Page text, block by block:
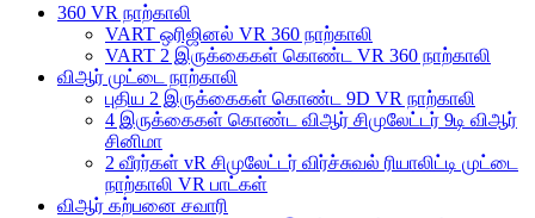
360 VR நாற்காலி
VART ஒரிஜினல் VR 360 நாற்காலி
VART 2 இருக்கைகள் கொண்ட VR 360 நாற்காலி
விஆர் முட்டை நாற்காலி
புதிய 2 இருக்கைகள் கொண்ட 9D VR நாற்காலி
4 இருக்கைகள் கொண்ட விஆர் சிமுலேட்டர் 9டி விஆர்
சினிமா
2 வீரர்கள் vR சிமுலேட்டர் விர்ச்சுவல் ரியாலிட்டி முட்டை
நாற்காலி VR பாட்கள்
விஆர் கற்பனை சவாரி